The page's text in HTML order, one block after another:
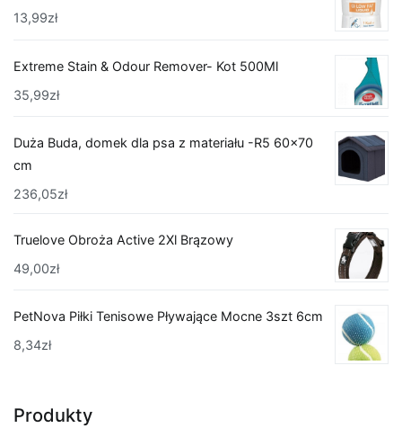
13,99zł
Extreme Stain & Odour Remover- Kot 500Ml
35,99zł
Duża Buda, domek dla psa z materiału -R5 60x70
cm
236,05zł
Truelove Obroża Active 2Xl Brązowy
49,00zł
PetNova Piłki Tenisowe Pływające Mocne 3szt 6cm
8,34zł
Produkty